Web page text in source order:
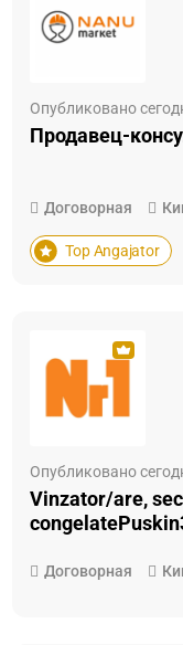
Опубликовано
Продавец-
Договорная
Top Angajator
Опубликовано
Vinzator/are, sectia de produse
Договорная